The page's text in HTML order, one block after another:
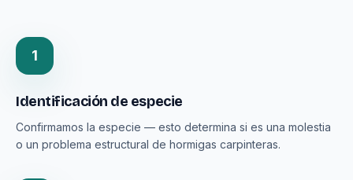
1
Identificación de especie
Confirmamos la especie — esto determina si es una molestia
o un problema estructural de hormigas carpinteras.